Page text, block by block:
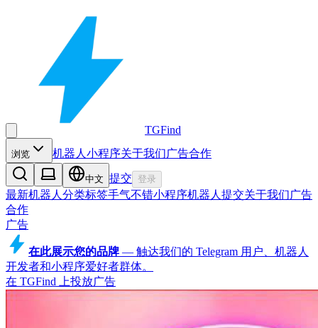
TGFind
浏览 机器人 小程序关于我们广告合作
中文 提交 登录
最新机器人 分类标签手气不错小程序机器人 提交关于我们广告
合作
广告
在此展示您的品牌 — 触达我们的 Telegram 用户、机器人
开发者和小程序爱好者群体。
在 TGFind 上投放广告